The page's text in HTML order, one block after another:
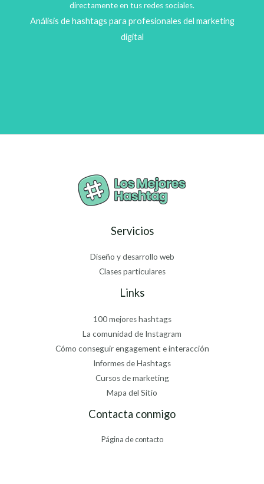
directamente en tus redes sociales.
Análisis de hashtags para profesionales del marketing
digital
Servicios
Diseño y desarrollo web
Clases particulares
Links
100 mejores hashtags
La comunidad de Instagram
Cómo conseguir engagement e interacción
Informes de Hashtags
Cursos de marketing
Mapa del Sitio
Contacta conmigo
Página de contacto